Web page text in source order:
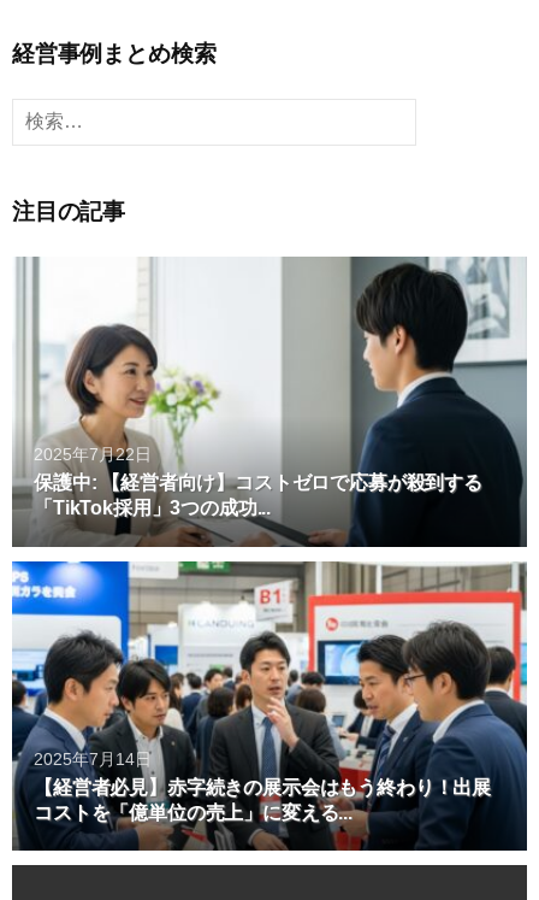
経営事例まとめ検索
検
索:
注目の記事
2025年7月22日
保護中: 【経営者向け】コストゼロで応募が殺到する
「TikTok採用」3つの成功...
2025年7月14日
【経営者必見】赤字続きの展示会はもう終わり！出展
コストを「億単位の売上」に変える...